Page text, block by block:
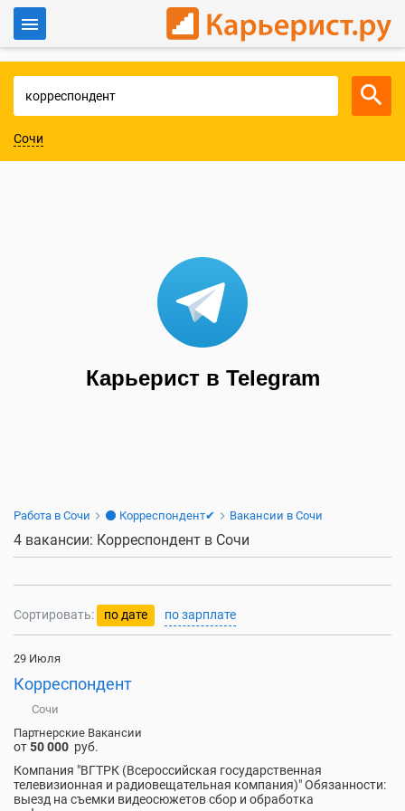
Для работодателей
Сочи
Карьерист в Telegram
Работа в Сочи ⚫ Корреспондент✔ Вакансии в Сочи
4 вакансии: Корреспондент в Сочи
Сортировать: по дате по зарплате
29 Июля
Корреспондент
Сочи
Партнерские Вакансии
от50 000 руб.
Компания "ВГТРК (Всероссийская государственная
телевизионная и радиовещательная компания)" Обязанности:
выезд на съемки видеосюжетов сбор и обработка